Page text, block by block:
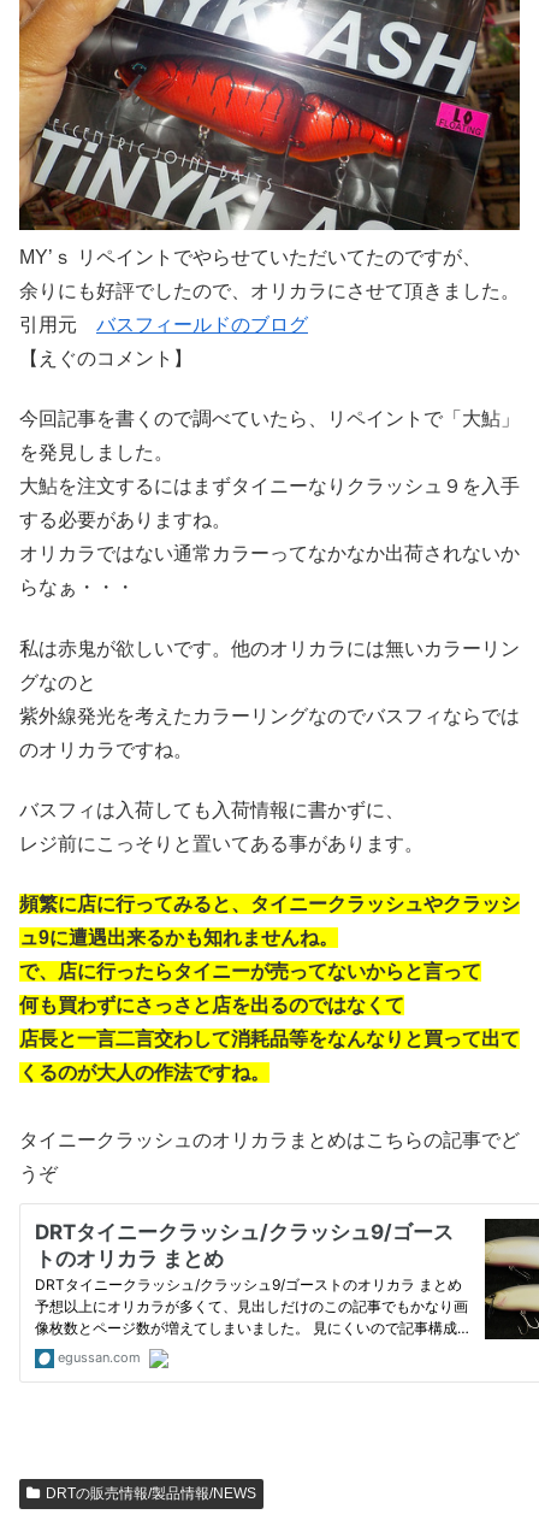
MY’ｓ リペイントでやらせていただいてたのですが、
余りにも好評でしたので、オリカラにさせて頂きました。
引用元 バスフィールドのブログ
【えぐのコメント】
今回記事を書くので調べていたら、リペイントで「大鮎」
を発見しました。
大鮎を注文するにはまずタイニーなりクラッシュ９を入手
する必要がありますね。
オリカラではない通常カラーってなかなか出荷されないか
らなぁ・・・
私は赤鬼が欲しいです。他のオリカラには無いカラーリン
グなのと
紫外線発光を考えたカラーリングなのでバスフィならでは
のオリカラですね。
バスフィは入荷しても入荷情報に書かずに、
レジ前にこっそりと置いてある事があります。
頻繁に店に行ってみると、タイニークラッシュやクラッシ
ュ9に遭遇出来るかも知れませんね。
で、店に行ったらタイニーが売ってないからと言って
何も買わずにさっさと店を出るのではなくて
店長と一言二言交わして消耗品等をなんなりと買って出て
くるのが大人の作法ですね。
タイニークラッシュのオリカラまとめはこちらの記事でど
うぞ
DRTの販売情報/製品情報/NEWS